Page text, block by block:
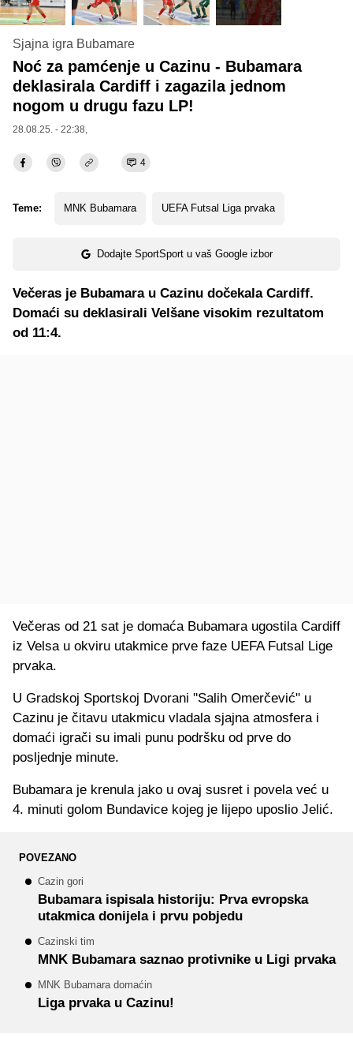
Sjajna igra Bubamare
Noć za pamćenje u Cazinu - Bubamara
deklasirala Cardiff i zagazila jednom
nogom u drugu fazu LP!
28.08.25. - 22:38,
4
Teme: MNK Bubamara UEFA Futsal Liga prvaka
Dodajte SportSport u vaš Google izbor
Večeras je Bubamara u Cazinu dočekala Cardiff.
Domaći su deklasirali Velšane visokim rezultatom
od 11:4.
Večeras od 21 sat je domaća Bubamara ugostila Cardiff
iz Velsa u okviru utakmice prve faze UEFA Futsal Lige
prvaka.
U Gradskoj Sportskoj Dvorani ''Salih Omerčević" u
Cazinu je čitavu utakmicu vladala sjajna atmosfera i
domaći igrači su imali punu podršku od prve do
posljednje minute.
Bubamara je krenula jako u ovaj susret i povela već u
4. minuti golom Bundavice kojeg je lijepo uposlio Jelić.
POVEZANO
Cazin gori
Bubamara ispisala historiju: Prva evropska
utakmica donijela i prvu pobjedu
Cazinski tim
MNK Bubamara saznao protivnike u Ligi prvaka
MNK Bubamara domaćin
Liga prvaka u Cazinu!